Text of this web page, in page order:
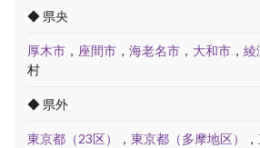
◆ 県央
厚木市 ， 座間市 ， 海老名市 ， 大和市 ， 綾
村
◆ 県外
東京都（23区） ， 東京都（多摩地区） ，